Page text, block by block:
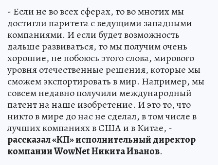
- Если не во всех сферах, то во многих мы
достигли паритета с ведущими западными
компаниями. И если будет возможность
дальше развиваться, то мы получим очень
хорошие, не побоюсь этого слова, мирового
уровня отечественные решения, которые мы
сможем экспортировать в мир. Например, мы
совсем недавно получили международный
патент на наше изобретение. И это то, что
никто в мире до нас не сделал, в том числе в
лучших компаниях в США и в Китае, -
рассказал «КП» исполнительный директор
компании WowNet Никита Иванов.